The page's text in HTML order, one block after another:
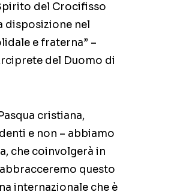
del Crocifisso
disposizione nel
e fraterna” –
del Duomo di
cristiana,
e non – abbiamo
che coinvolgerà in
questo
internazionale che è